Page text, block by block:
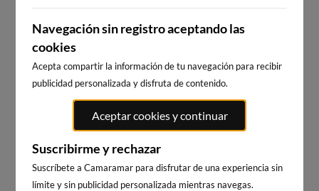
WEBCAM CALA PADA, SANTA
EULÀRIA DES RIU
WEBCAMS CERCANAS
Navegación sin registro aceptando las
cookies
Acepta compartir la información de tu navegación para recibir
publicidad personalizada y disfruta de contenido.
Aceptar cookies y continuar
Suscribirme y rechazar
Suscríbete a Camaramar para disfrutar de una experiencia sin
límite y sin publicidad personalizada mientras navegas.